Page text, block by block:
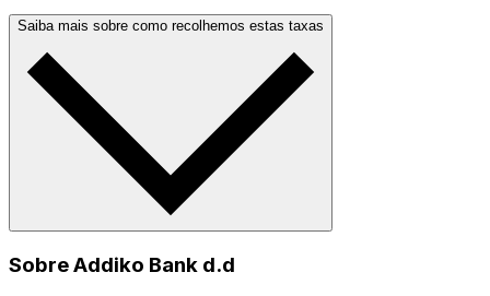
Saiba mais sobre como recolhemos estas taxas
Sobre Addiko Bank d.d